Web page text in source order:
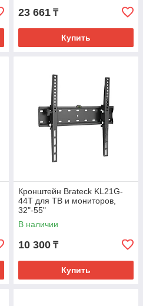
23 661 ₸
Купить
Кронштейн Brateck KL21G-
44T для ТВ и мониторов,
32"-55"
В наличии
10 300 ₸
Купить